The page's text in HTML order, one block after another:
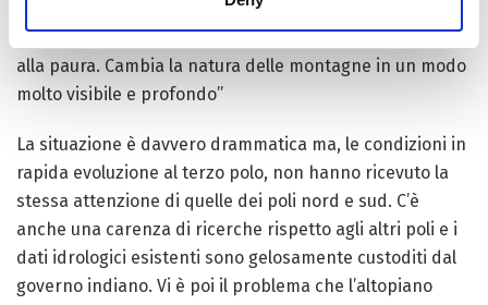
un glaciologo dell’University of Northern British
Columbia, definisce la perdita “deprimente e che induce
alla paura. Cambia la natura delle montagne in un modo
molto visibile e profondo”
La situazione è davvero drammatica ma, le condizioni in
rapida evoluzione al terzo polo, non hanno ricevuto la
stessa attenzione di quelle dei poli nord e sud. C’è
anche una carenza di ricerche rispetto agli altri poli e i
dati idrologici esistenti sono gelosamente custoditi dal
governo indiano. Vi è poi il problema che l’altopiano